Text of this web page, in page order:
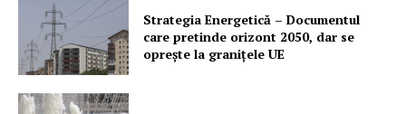
Strategia Energetică – Documentul
care pretinde orizont 2050, dar se
oprește la granițele UE